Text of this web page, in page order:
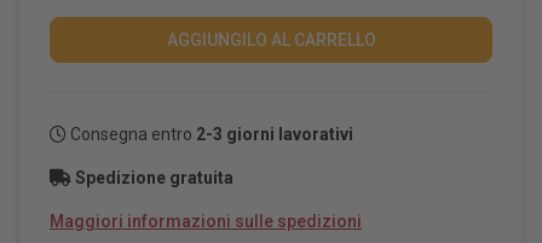
AGGIUNGILO AL CARRELLO
Consegna entro 2-3 giorni lavorativi
Spedizione gratuita
Maggiori informazioni sulle spedizioni